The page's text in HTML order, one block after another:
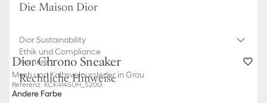
Dior Chrono Sneaker
Mesh und Kalbsveloursleder in Grau
Referenz: KCK414SUH_S20G
Andere Farbe
Die Maison Dior
Dior Sustainability
Ethik und Compliance
Karriere
Rechtliche Hinweise